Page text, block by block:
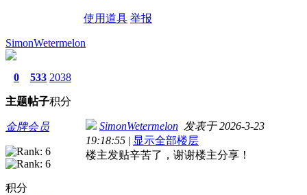
使用道具 举报
SimonWetermelon
0
主题
533
帖子
2038
积分
金牌会员
积分
SimonWetermelon 发表于 2026-3-23
19:18:55 | 显示全部楼层
楼主发贴辛苦了，谢谢楼主分享！